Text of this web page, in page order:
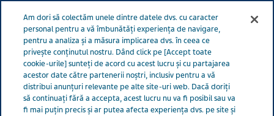
ROMÂNIA
România Impactul nostru Facem afaceri în mod responsabil
Facem afaceri în mod
Am dori să colectăm unele dintre datele dvs. cu caracter
personal pentru a vă îmbunătăți experiența de navigare,
pentru a analiza și a măsura implicarea dvs. în ceea ce
privește conținutul nostru. Dând click pe [Accept toate
cookie-urile] sunteți de acord cu acest lucru și cu partajarea
acestor date către partenerii noștri, inclusiv pentru a vă
distribui anunțuri relevante pe alte site-uri web. Dacă doriți
să continuați fără a accepta, acest lucru nu va fi posibil sau va
fi mai puțin precis și ar putea afecta experiența dvs. pe site și